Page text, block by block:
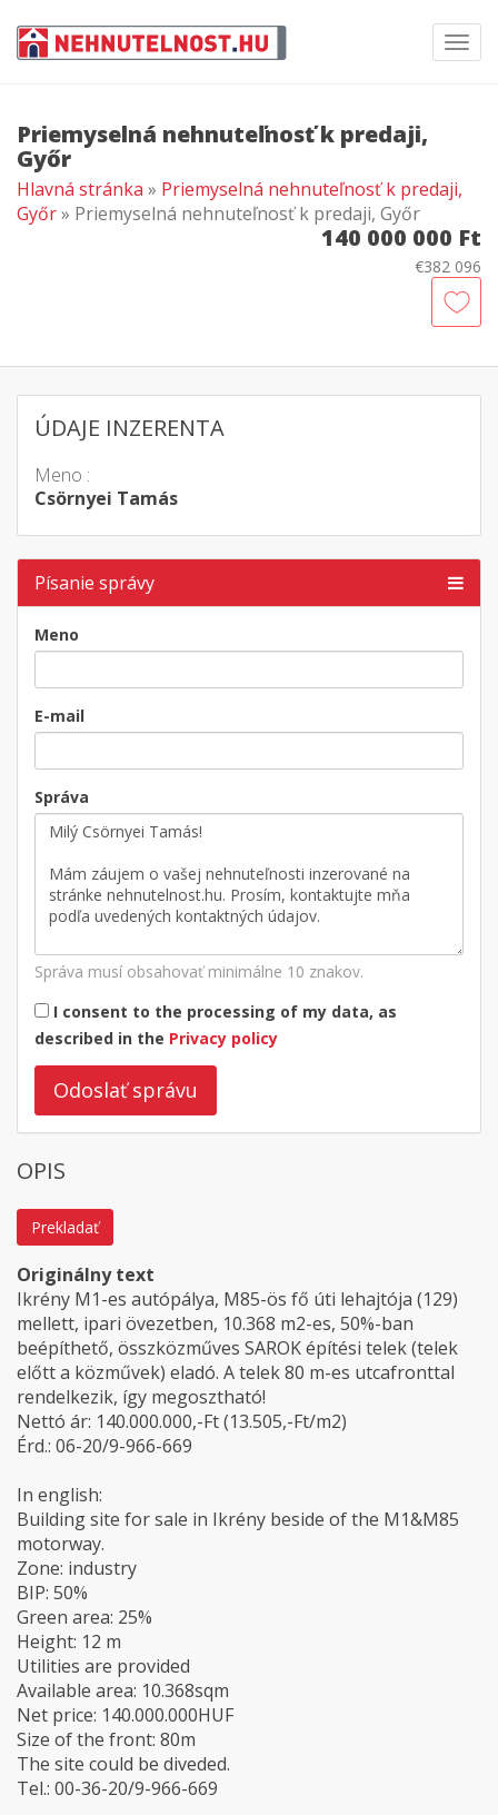
Priemyselná nehnuteľnosť k predaji,
Győr
Hlavná stránka » Priemyselná nehnuteľnosť k predaji,
Győr» Priemyselná nehnuteľnosť k predaji, Győr
140 000 000 Ft
€382 096
ÚDAJE INZERENTA
Meno :
Csörnyei Tamás
Písanie správy
Meno
E-mail
Správa
Správa musí obsahovať minimálne 10 znakov.
I consent to the processing of my data, as
described in the Privacy policy
Odoslať správu
OPIS
Prekladať
Originálny text
Ikrény M1-es autópálya, M85-ös fő úti lehajtója (129)
mellett, ipari övezetben, 10.368 m2-es, 50%-ban
beépíthető, összközműves SAROK építési telek (telek
előtt a közművek) eladó. A telek 80 m-es utcafronttal
rendelkezik, így megosztható!
Nettó ár: 140.000.000,-Ft (13.505,-Ft/m2)
Érd.: 06-20/9-966-669
In english:
Building site for sale in Ikrény beside of the M1&M85
motorway.
Zone: industry
BIP: 50%
Green area: 25%
Height: 12 m
Utilities are provided
Available area: 10.368sqm
Net price: 140.000.000HUF
Size of the front: 80m
The site could be diveded.
Tel.: 00-36-20/9-966-669